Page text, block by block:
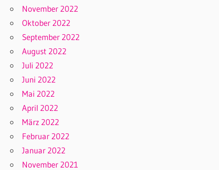
November 2022
Oktober 2022
September 2022
August 2022
Juli 2022
Juni 2022
Mai 2022
April 2022
März 2022
Februar 2022
Januar 2022
November 2021